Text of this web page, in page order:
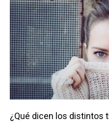
¿Qué dicen los distintos